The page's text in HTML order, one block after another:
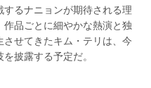
るナニョンが期待される理
品ごとに細やかな熱演と独
せてきたキム・テリは、今
披露する予定だ。